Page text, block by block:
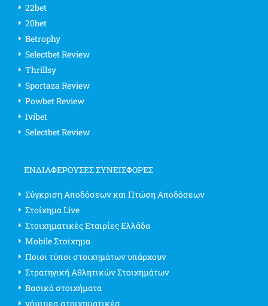
22bet
20bet
Betrophy
Selectbet Review
Thrillsy
Sportaza Review
Powbet Review
Ivibet
Selectbet Review
ΕΝΔΙΑΦΈΡΟΥΣΕΣ ΣΥΝΕΙΣΦΟΡΈΣ
Σύγκριση Αποδόσεων και Πτώση Αποδόσεων
Στοίχημα Live
Στοιχηματικές Εταιρίες Ελλάδα
Mobile Στοίχημα
Ποιοι τύποι στοιχημάτων υπάρχουν
Στρατηγική Αθλητικών Στοιχημάτων
Βασικά στοιχήματα
νόμιμεσ στοιχηματικέσ